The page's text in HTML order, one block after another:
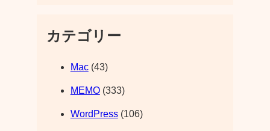
カテゴリー
Mac(43)
MEMO(333)
WordPress(106)